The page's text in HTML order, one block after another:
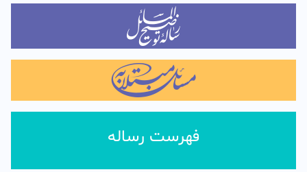
فهرست رساله